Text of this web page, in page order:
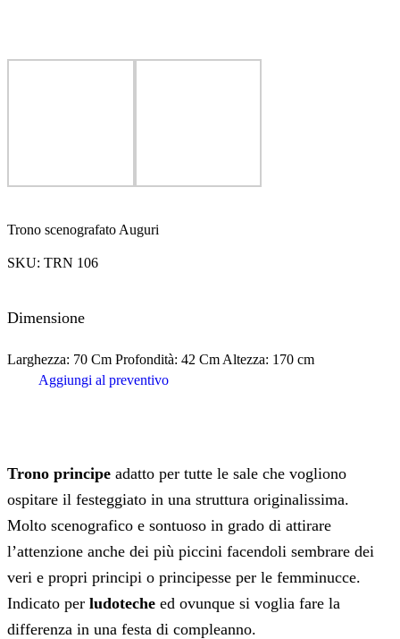
Trono scenografato Auguri
SKU: TRN 106
Dimensione
Larghezza: 70 Cm Profondità: 42 Cm Altezza: 170 cm
Aggiungi al preventivo
Trono principe adatto per tutte le sale che vogliono
ospitare il festeggiato in una struttura originalissima.
Molto scenografico e sontuoso in grado di attirare
l’attenzione anche dei più piccini facendoli sembrare dei
veri e propri principi o principesse per le femminucce.
Indicato per ludoteche ed ovunque si voglia fare la
differenza in una festa di compleanno.